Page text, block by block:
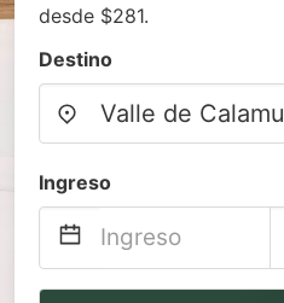
desde $281.
Destino
Ingreso
Navigate